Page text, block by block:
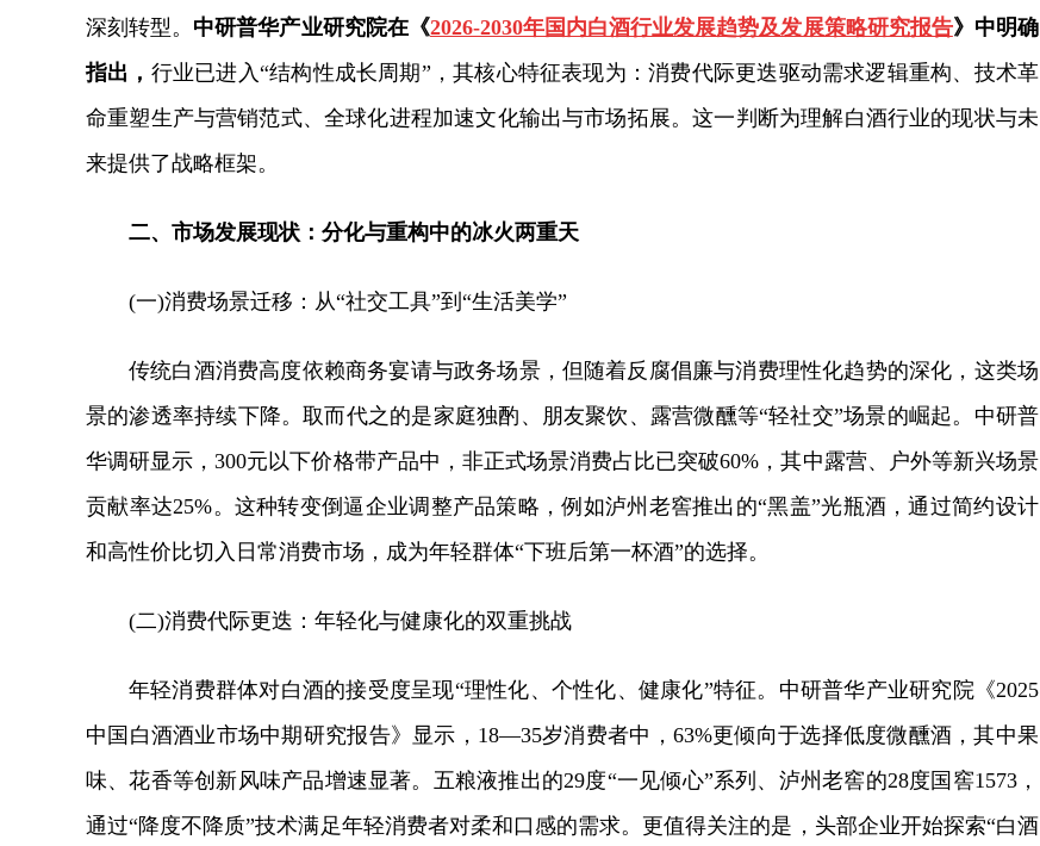
深刻转型。 中研普华产业研究院在《2026-2030年国内白酒行业发展趋势及发展策略研究报告》中明确
指出， 行业已进入“结构性成长周期”，其核心特征表现为：消费代际更迭驱动需求逻辑重构、技术革
命重塑生产与营销范式、全球化进程加速文化输出与市场拓展。这一判断为理解白酒行业的现状与未
来提供了战略框架。
二、市场发展现状：分化与重构中的冰火两重天
(一)消费场景迁移：从“社交工具”到“生活美学”
传统白酒消费高度依赖商务宴请与政务场景，但随着反腐倡廉与消费理性化趋势的深化，这类场
景的渗透率持续下降。取而代之的是家庭独酌、朋友聚饮、露营微醺等“轻社交”场景的崛起。中研普
华调研显示，300元以下价格带产品中，非正式场景消费占比已突破60%，其中露营、户外等新兴场景
贡献率达25%。这种转变倒逼企业调整产品策略，例如泸州老窖推出的“黑盖”光瓶酒，通过简约设计
和高性价比切入日常消费市场，成为年轻群体“下班后第一杯酒”的选择。
(二)消费代际更迭：年轻化与健康化的双重挑战
年轻消费群体对白酒的接受度呈现“理性化、个性化、健康化”特征。中研普华产业研究院《2025
中国白酒酒业市场中期研究报告》显示，18—35岁消费者中，63%更倾向于选择低度微醺酒，其中果
味、花香等创新风味产品增速显著。五粮液推出的29度“一见倾心”系列、泸州老窖的28度国窖1573，
通过“降度不降质”技术满足年轻消费者对柔和口感的需求。更值得关注的是，头部企业开始探索“白酒